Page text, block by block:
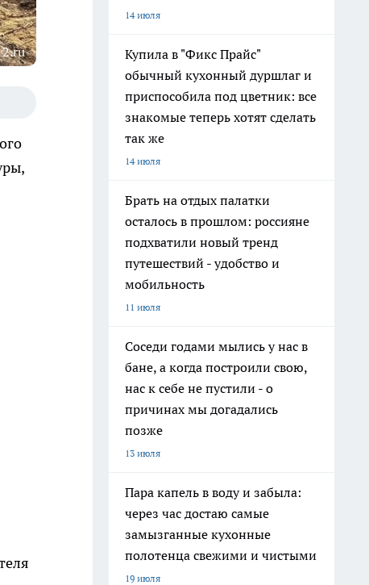
14 июля
Купила в "Фикс Прайс"
обычный кухонный дуршлаг и
приспособила под цветник: все
знакомые теперь хотят сделать
так же
14 июля
Брать на отдых палатки
осталось в прошлом: россияне
подхватили новый тренд
путешествий - удобство и
мобильность
11 июля
Соседи годами мылись у нас в
бане, а когда построили свою,
нас к себе не пустили - о
причинах мы догадались
позже
13 июля
Пара капель в воду и забыла:
через час достаю самые
замызганные кухонные
полотенца свежими и чистыми
19 июля